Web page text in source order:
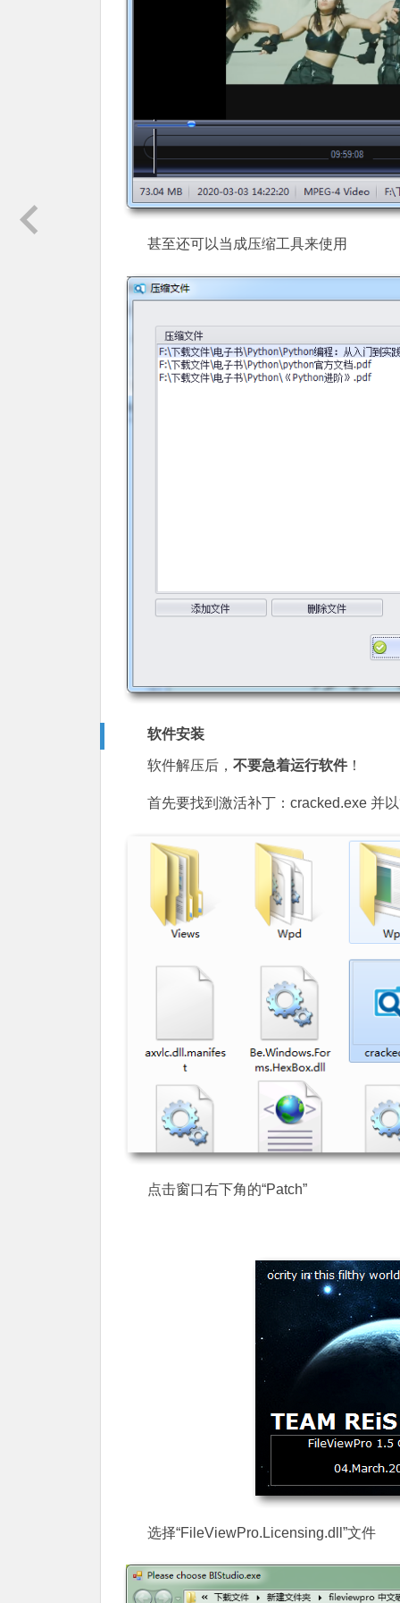
甚至还可以当成压缩工具来使用
软件安装
软件解压后， 不要急着运行软件！
首先要找到激活补丁：cracked.exe 并
点击窗口右下角的“Patch”
选择“FileViewPro.Licensing.dll”文件